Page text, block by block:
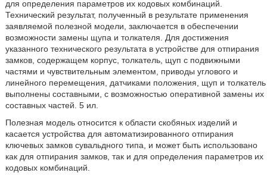
для определения параметров их кодовых комбинаций.
Технический результат, полученный в результате применения
заявляемой полезной модели, заключается в обеспечении
возможности замены щупа и толкателя. Для достижения
указанного технического результата в устройстве для отпирания
замков, содержащем корпус, толкатель, щуп с подвижными
частями и чувствительным элементом, приводы углового и
линейного перемещения, датчиками положения, щуп и толкатель
выполнены составными, с возможностью оперативной замены их
составных частей. 5 ил.
Полезная модель относится к области скобяных изделий и
касается устройства для автоматизированного отпирания
ключевых замков сувальдного типа, и может быть использовано
как для отпирания замков, так и для определения параметров их
кодовых комбинаций.